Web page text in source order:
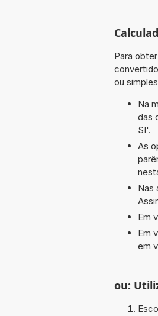
Para
ou
Na
das
SI'.
As
Nas
Em
Em
em
ou: